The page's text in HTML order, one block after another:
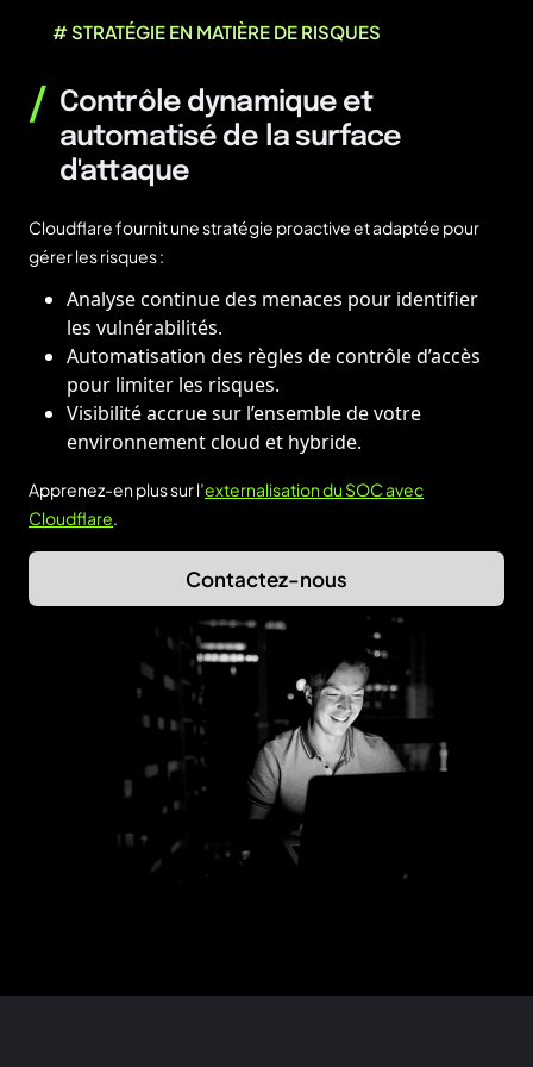
# STRATÉGIE EN MATIÈRE DE RISQUES
/ Contrôle dynamique et
automatisé de la surface
d'attaque
Cloudflare fournit une stratégie proactive et adaptée pour
gérer les risques :
Analyse continue des menaces pour identifier
les vulnérabilités.
Automatisation des règles de contrôle d’accès
pour limiter les risques.
Visibilité accrue sur l’ensemble de votre
environnement cloud et hybride.
Apprenez-en plus sur l’externalisation du SOC avec
Cloudflare.
Contactez-nous